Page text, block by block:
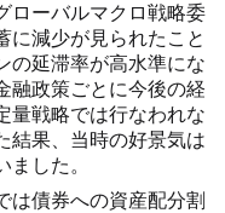
ローバルマクロ戦略委
に減少が見られたこと
の延滞率が高水準にな
融政策ごとに今後の経
量戦略では行なわれな
結果、当時の好景気は
した。
は債券への資産配分割